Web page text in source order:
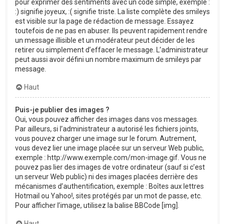
pour exprimer des sentiments avec un code simple, exemple :
:) signifie joyeux, :( signifie triste. La liste complète des smileys
est visible sur la page de rédaction de message. Essayez
toutefois de ne pas en abuser. Ils peuvent rapidement rendre
un message illisible et un modérateur peut décider de les
retirer ou simplement d’effacer le message. L’administrateur
peut aussi avoir défini un nombre maximum de smileys par
message.
Haut
Puis-je publier des images ?
Oui, vous pouvez afficher des images dans vos messages.
Par ailleurs, si l’administrateur a autorisé les fichiers joints,
vous pouvez charger une image sur le forum. Autrement,
vous devez lier une image placée sur un serveur Web public,
exemple : http://www.exemple.com/mon-image.gif. Vous ne
pouvez pas lier des images de votre ordinateur (sauf si c’est
un serveur Web public) ni des images placées derrière des
mécanismes d’authentification, exemple : Boîtes aux lettres
Hotmail ou Yahoo!, sites protégés par un mot de passe, etc.
Pour afficher l’image, utilisez la balise BBCode [img].